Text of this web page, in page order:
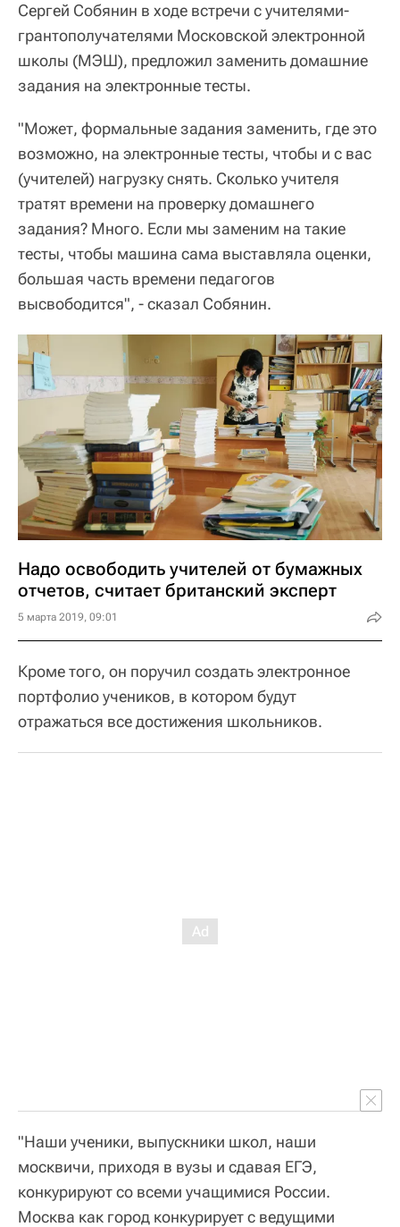
Сергей Собянин в ходе встречи с учителями-
грантополучателями Московской электронной
школы (МЭШ), предложил заменить домашние
задания на электронные тесты.
"Может, формальные задания заменить, где это
возможно, на электронные тесты, чтобы и с вас
(учителей) нагрузку снять. Сколько учителя
тратят времени на проверку домашнего
задания? Много. Если мы заменим на такие
тесты, чтобы машина сама выставляла оценки,
большая часть времени педагогов
высвободится", - сказал Собянин.
Надо освободить учителей от бумажных
отчетов, считает британский эксперт
5 марта 2019, 09:01
Кроме того, он поручил создать электронное
портфолио учеников, в котором будут
отражаться все достижения школьников.
"Наши ученики, выпускники школ, наши
москвичи, приходя в вузы и сдавая ЕГЭ,
конкурируют со всеми учащимися России.
Москва как город конкурирует с ведущими